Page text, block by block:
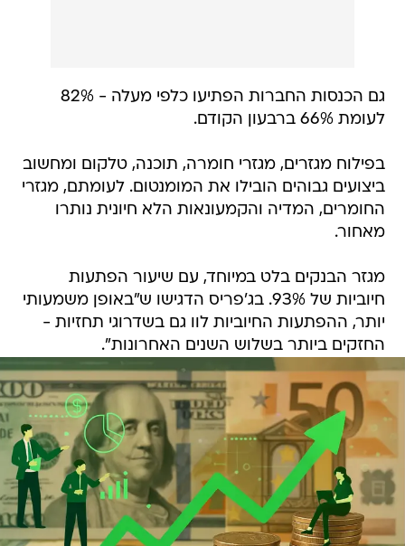
גם הכנסות החברות הפתיעו כלפי מעלה - 82%
לעומת 66% ברבעון הקודם.
בפילוח מגזרים, מגזרי חומרה, תוכנה, טלקום ומחשוב
ביצועים גבוהים הובילו את המומנטום. לעומתם, מגזרי
החומרים, המדיה והקמעונאות הלא חיונית נותרו
מאחור.
מגזר הבנקים בלט במיוחד, עם שיעור הפתעות
חיוביות של 93%. בג'פריס הדגישו ש"באופן משמעותי
יותר, ההפתעות החיוביות לוו גם בשדרוגי תחזיות -
החזקים ביותר בשלוש השנים האחרונות".